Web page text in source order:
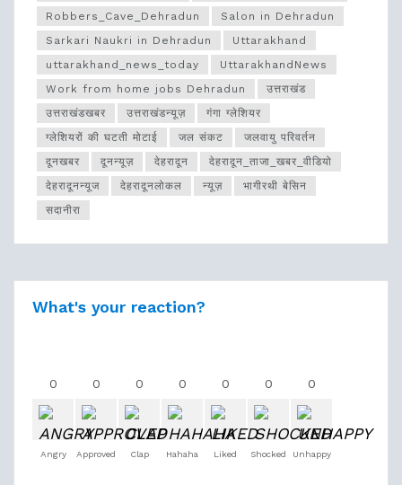
Robbers_Cave_Dehradun
Salon in Dehradun
Sarkari Naukri in Dehradun
Uttarakhand
uttarakhand_news_today
UttarakhandNews
Work from home jobs Dehradun
उत्तराखंड
उत्तराखंडखबर
उत्तराखंडन्यूज़
गंगा ग्लेशियर
ग्लेशियरों की घटती मोटाई
जल संकट
जलवायु परिवर्तन
दूनखबर
दूनन्यूज़ देहरादून
देहरादून_ताजा_खबर_वीडियो
देहरादूनन्यूज
देहरादूनलोकल न्यूज़
भागीरथी बेसिन
सदानीरा
What's your reaction?
0
Angry
0
Approved
0
Clap
0
Hahaha
0
Liked
0
Shocked
0
Unhappy